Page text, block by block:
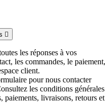

les réponses à vos
les commandes, le paiement,
client.
pour nous contacter
les conditions générales
paiements, livraisons, retours et